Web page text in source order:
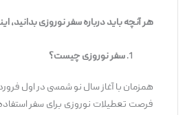
هر آنچه باید درباره سفر نوروزی بدانید،
سفر نوروزی چیست؟
همزمان با آغاز سال نو شمسی در اول
فرصت تعطیلات نوروزی برای سفر استفاده